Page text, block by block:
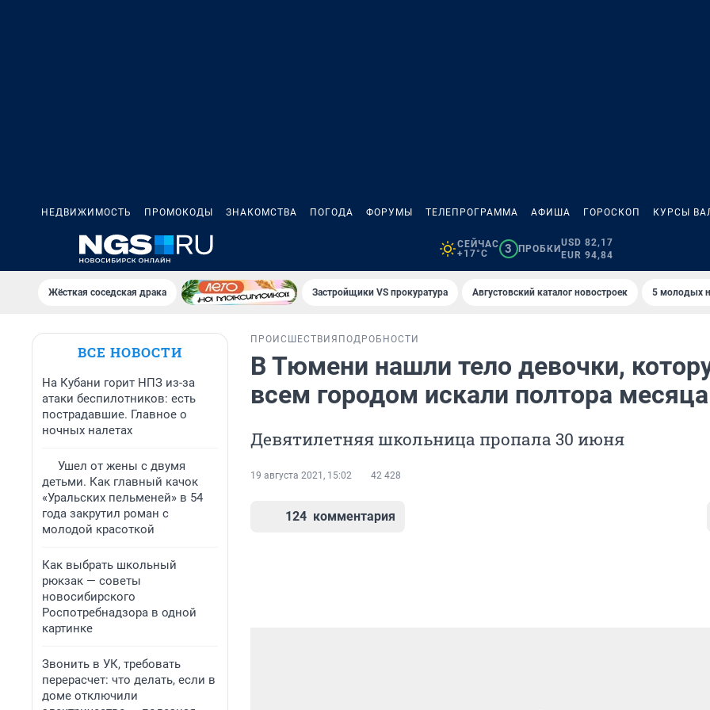
НЕДВИЖИМОСТЬ ПРОМОКОДЫ ЗНАКОМСТВА ПОГОДА ФОРУМЫ ТЕЛЕПРОГРАММА АФИША ГОРОСКОП КУРСЫ
СЕЙЧАС
+17°C
3 ПРОБКИ
USD 82,17
EUR 94,84
Жёсткая соседская драка Застройщики VS прокуратура Августовский каталог новостроек 5 молодых
ВСЕ НОВОСТИ
На Кубани горит НПЗ из-за
атаки беспилотников: есть
пострадавшие. Главное о
ночных налетах
Ушел от жены с двумя
детьми. Как главный качок
«Уральских пельменей» в 54
года закрутил роман с
молодой красоткой
Как выбрать школьный
рюкзак — советы
новосибирского
Роспотребнадзора в одной
картинке
Звонить в УК, требовать
перерасчет: что делать, если в
доме отключили
ПРОИСШЕСТВИЯ ПОДРОБНОСТИ
В Тюмени нашли тело девочки,
всем городом искали полтора месяца
Девятилетняя школьница пропала 30 июня
19 августа 2021, 15:02 42 428
124 комментария